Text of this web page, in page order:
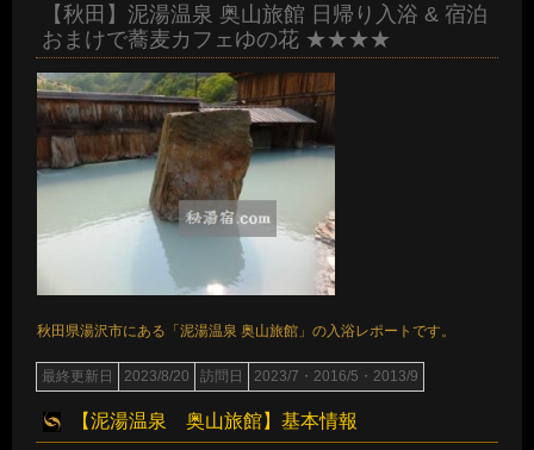
【秋田】泥湯温泉 奥山旅館 日帰り入浴 & 宿泊
おまけで蕎麦カフェゆの花 ★★★★
秋田県湯沢市にある「泥湯温泉 奥山旅館」の入浴レポートです。
最終更新日 2023/8/20 訪問日 2023/7・2016/5・2013/9
【泥湯温泉 奥山旅館】基本情報